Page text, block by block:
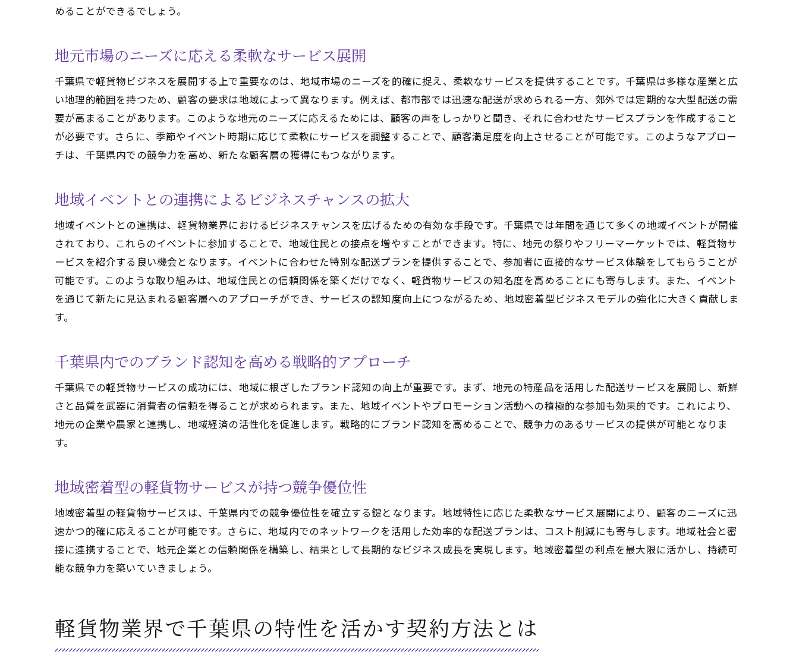
成功する軽貨物契約で知っておくべき千葉県の特殊性
成田空港の利用が可能な契約の利点
主要港湾へのアクセスを活かした契約内容
高速道路網を利用した効率的な配送戦略
自然災害への備えを考慮した契約対策
千葉県での軽貨物契約で注意すべきポイントを解説
軽貨物契約における保険の重要性
信頼できる地元パートナー選びの注意点
契約内容に関する透明性の確保
リスク管理とトラブルシューティングの体制
地域特化型のマーケティング戦略の策定
千葉県内の競合分析を活かした差別化戦略
地元住民のニーズを取り入れたサービス改善
地域イベントへの参加を通じた認知度向上
千葉県のビジネスチャンスを広げる軽貨物契約の重要性
地域経済への貢献がもたらすビジネス機会
地元企業とのパートナーシップで広がる市場
観光産業との連携が生む新たな需要
地域密着の軽貨物契約が千葉県で成功する理由を探る
地域密着型サービスがもたらす顧客満足度の向上
めることができるでしょう。
地元市場のニーズに応える柔軟なサービス展開
千葉県で軽貨物ビジネスを展開する上で重要なのは、地域市場のニーズを的確に捉え、柔軟なサービスを提供することです。千葉県は多様な産業と広
い地理的範囲を持つため、顧客の要求は地域によって異なります。例えば、都市部では迅速な配送が求められる一方、郊外では定期的な大型配送の需
要が高まることがあります。このような地元のニーズに応えるためには、顧客の声をしっかりと聞き、それに合わせたサービスプランを作成すること
が必要です。さらに、季節やイベント時期に応じて柔軟にサービスを調整することで、顧客満足度を向上させることが可能です。このようなアプロー
チは、千葉県内での競争力を高め、新たな顧客層の獲得にもつながります。
地域イベントとの連携によるビジネスチャンスの拡大
地域イベントとの連携は、軽貨物業界におけるビジネスチャンスを広げるための有効な手段です。千葉県では年間を通じて多くの地域イベントが開催
されており、これらのイベントに参加することで、地域住民との接点を増やすことができます。特に、地元の祭りやフリーマーケットでは、軽貨物サ
ービスを紹介する良い機会となります。イベントに合わせた特別な配送プランを提供することで、参加者に直接的なサービス体験をしてもらうことが
可能です。このような取り組みは、地域住民との信頼関係を築くだけでなく、軽貨物サービスの知名度を高めることにも寄与します。また、イベント
を通じて新たに見込まれる顧客層へのアプローチができ、サービスの認知度向上につながるため、地域密着型ビジネスモデルの強化に大きく貢献しま
す。
千葉県内でのブランド認知を高める戦略的アプローチ
千葉県での軽貨物サービスの成功には、地域に根ざしたブランド認知の向上が重要です。まず、地元の特産品を活用した配送サービスを展開し、新鮮
さと品質を武器に消費者の信頼を得ることが求められます。また、地域イベントやプロモーション活動への積極的な参加も効果的です。これにより、
地元の企業や農家と連携し、地域経済の活性化を促進します。戦略的にブランド認知を高めることで、競争力のあるサービスの提供が可能となりま
す。
地域密着型の軽貨物サービスが持つ競争優位性
地域密着型の軽貨物サービスは、千葉県内での競争優位性を確立する鍵となります。地域特性に応じた柔軟なサービス展開により、顧客のニーズに迅
速かつ的確に応えることが可能です。さらに、地域内でのネットワークを活用した効率的な配送プランは、コスト削減にも寄与します。地域社会と密
接に連携することで、地元企業との信頼関係を構築し、結果として長期的なビジネス成長を実現します。地域密着型の利点を最大限に活かし、持続可
能な競争力を築いていきましょう。
軽貨物業界で千葉県の特性を活かす契約方法とは